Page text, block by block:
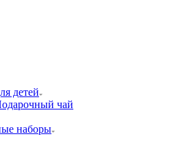
детей
чай
наборы